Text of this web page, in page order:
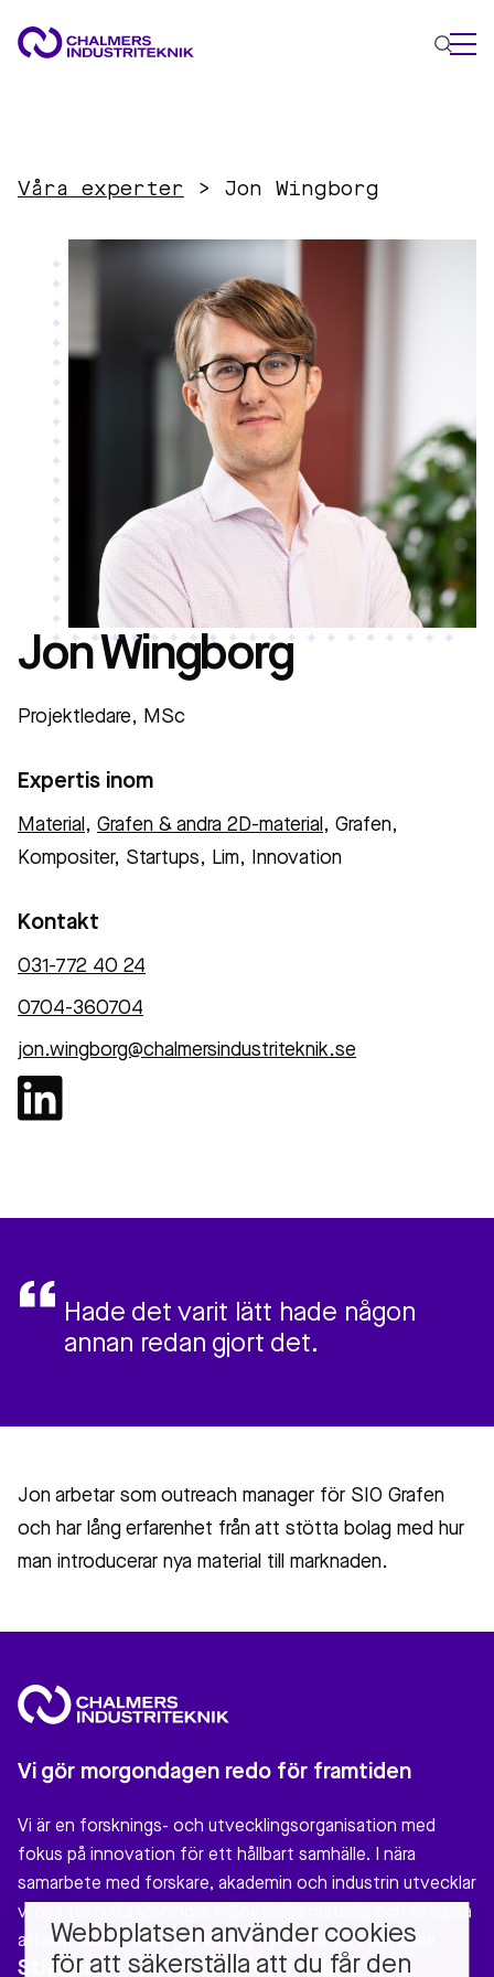
Energi
Innovationsledning
Material
AKTUELLT
KONTAKTA OSS
JOBBA HOS OSS
Våra experter > Jon Wingborg
Jon Wingborg
Projektledare, MSc
Expertis inom
Material , Grafen & andra 2D-material , Grafen,
Kompositer, Startups, Lim, Innovation
Kontakt
031-772 40 24
0704-360704
jon.wingborg@chalmersindustriteknik.se
Hade det varit lätt hade någon
annan redan gjort det.
Jon arbetar som outreach manager för SIO Grafen
och har lång erfarenhet från att stötta bolag med hur
man introducerar nya material till marknaden.
Vi gör morgondagen redo för framtiden
Vi är en forsknings- och utvecklingsorganisation med
fokus på innovation för ett hållbart samhälle. I nära
samarbete med forskare, akademin och industrin utvecklar
vi nya tekniska lösningar, miljövänliga material och cirkulära
affärsmodeller som gör verklig nytta för vårt samhälle.
Stiftelsen Chalmers Industriteknik
Webbplatsen använder cookies
för att säkerställa att du får den